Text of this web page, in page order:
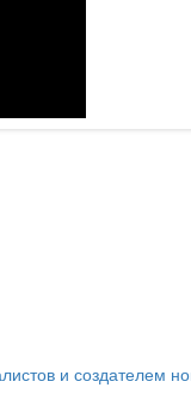
и создателем